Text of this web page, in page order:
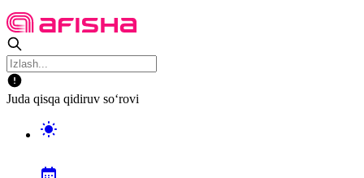
Juda qisqa qidiruv so‘rovi